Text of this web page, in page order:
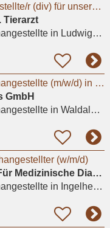
Tierärztiche Fachangestellte/r (div) für unsere Kleintierpraxis in Ludwigshafen Friesenheim.
Tierarzt
in Ludwigshafen am Rhein, Friesenheim/Nord
Tiermedizinische Fachangestellte (m/w/d) in Voll- und Teilzeit
GmbH
in Waldalgesheim
(w/m/d)
Bioscientia - Institut Für Medizinische Diagnostik GmbH
in Ingelheim am Rhein